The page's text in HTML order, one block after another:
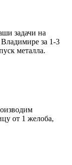
задачи на
за 1-3
металла.
от 1 желоба,